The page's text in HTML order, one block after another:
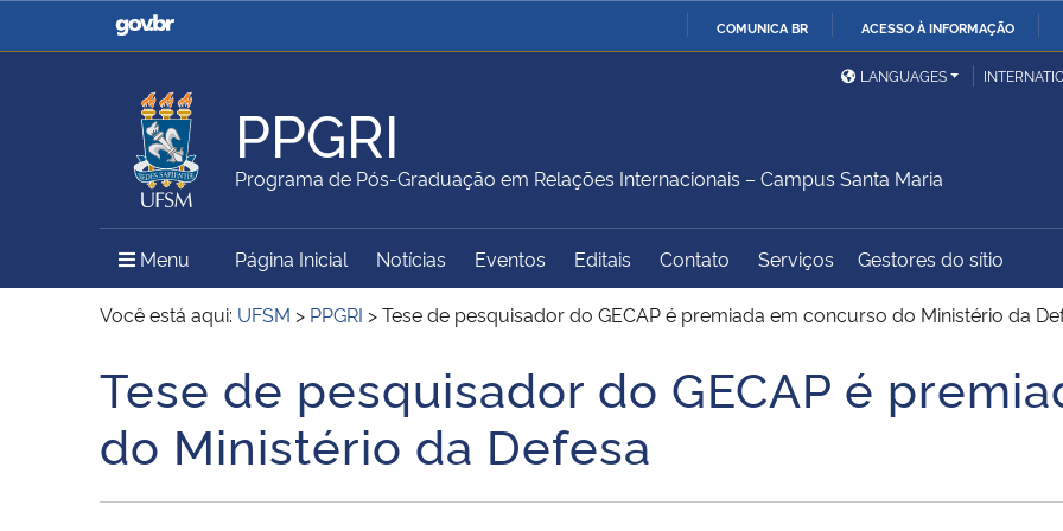
COMUNICA BR ACESSO À INFORMAÇÃO
Casa Civil
Ministério da Justiça e
Ministério da Defesa
Ministério das Relações
Exteriores
Ministério da Agricultura,
Pecuária e Abastecimento
Ministério da Educação
Ministério do Meio Ambiente Ministério do Turismo
Ministério do
Desenvolvimento Regional
Controladoria-Geral da
Secretaria de Governo
Gabinete de Segurança
Institucional
Advocacia-Geral da União Banco Central do Brasil
LANGUAGES
PPGRI
Programa de Pós-Graduação em Relações Internacionais – Campus Santa Maria
Menu Menu Principal do Sítio
Página Inicial Notícias Eventos Editais Contato Serviços Gestores do sítio
Você está aqui: UFSM > PPGRI >Tese de pesquisador do GECAP é premiada em concurso do Ministério da
Início do conteúdo
Tese de pesquisador do GECAP é
do Ministério da Defesa